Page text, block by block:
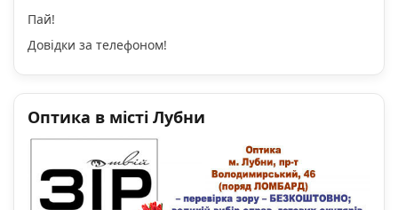
Пай!
Довідки за телефоном!
Оптика в місті Лубни